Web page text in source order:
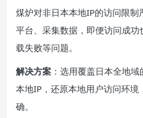
煤炉对非日本本地IP的访问限制
平台、采集数据，即便访问成
载失败等问题。
解决方案 ：选用覆盖日本全地
本地IP，还原本地用户访问环
确。